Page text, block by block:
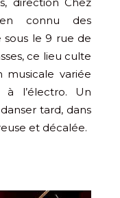
connu des
sous le 9 rue de
ce lieu culte
musicale variée
l’électro. Un
tard, dans
et décalée.